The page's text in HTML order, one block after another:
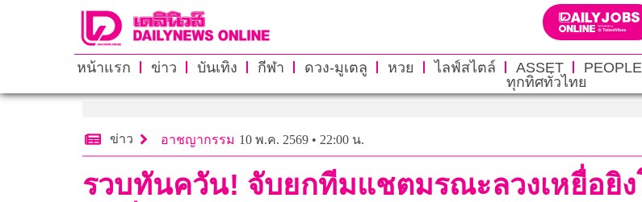
หน้าแรก ข่าว บันเทิง กีฬา ดวง-มูเตลู หวย ไลฟ์สไตล์ ASSET PEOPLE
ทุกทิศทั่วไทย
ข่าว อาชญากรรม 10 พ.ค. 2569 • 22:00 น.
รวบทันควัน! จับยกทีมแชตมรณะลวงเหยื่อยิ